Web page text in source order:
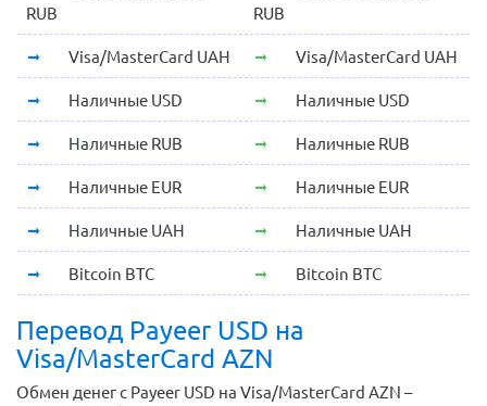
RUB
RUB
Visa/MasterCard UAH Visa/MasterCard UAH
Наличные USD Наличные USD
Наличные RUB Наличные RUB
Наличные EUR Наличные EUR
Наличные UAH Наличные UAH
Bitcoin BTC Bitcoin BTC
Перевод Payeer USD на
Visa/MasterCard AZN
Обмен денег с Payeer USD на Visa/MasterCard AZN –